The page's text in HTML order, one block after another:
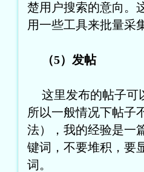
楚用户搜索的意向。
用一些工具来批量采
（5）发帖
这里发布的帖子可
所以一般情况下帖子
法），我的经验是一
键词，不要堆积，要
词。